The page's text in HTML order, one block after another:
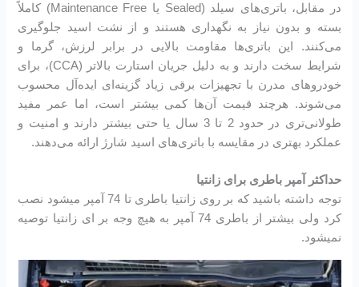
در مقابل، باتری‌های سیلد (Sealed یا Maintenance Free) کاملاً
بسته و بدون نیاز به نگهداری هستند و از نشت اسید جلوگیری
می‌کنند. این باتری‌ها مقاومت بالایی در برابر لرزش، گرما و
شرایط سخت دارند و به دلیل جریان استارت بالاتر (CCA)، برای
خودروهای مدرن با تجهیزات برقی زیاد گزینه‌ای ایده‌آل محسوب
می‌شوند. هرچند قیمت آن‌ها کمی بیشتر است، اما عمر مفید
طولانی‌تری در حدود 2 تا 3 سال یا حتی بیشتر دارند و امنیت و
عملکرد بهتری در مقایسه با باتری‌های اسید شارژ ارائه می‌دهند.
حداکثر آمپر باطری برای زانتیا
توجه داشته باشید که بر روی زانتیا باطری تا 74 آمپر میشود نصب
کرد ولی بیشتر از باطری 74 آمپر به هیچ وجه بر ای زانتیا توصیه
نمیشود.